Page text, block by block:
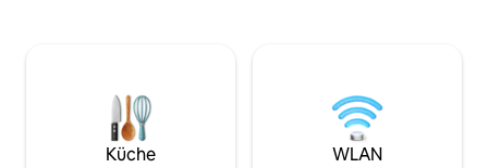
30 Fahrminuten vom Stadtzentrum von
Tromsø entfernt. Dies ist eine perfekte
Unterkunft für Familien mit Kindern
oder andere, die in der Nähe der Natur
„Aurora Belt“ für
die Nordlichter -
in der Nähe von
Küche WLAN